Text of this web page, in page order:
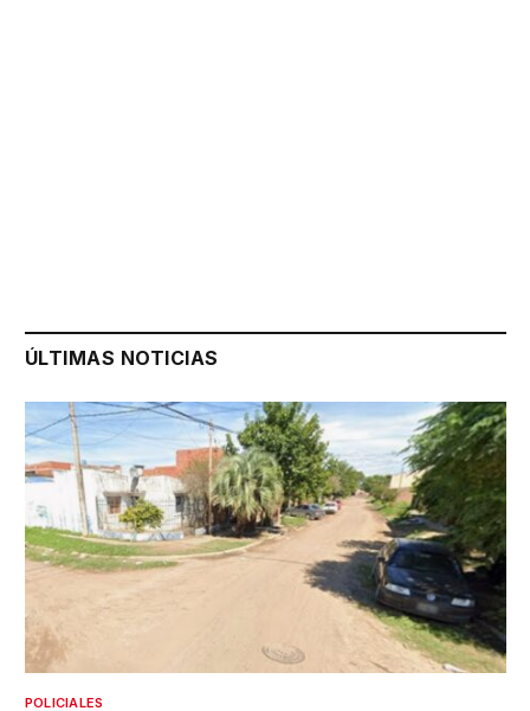
ÚLTIMAS NOTICIAS
POLICIALES